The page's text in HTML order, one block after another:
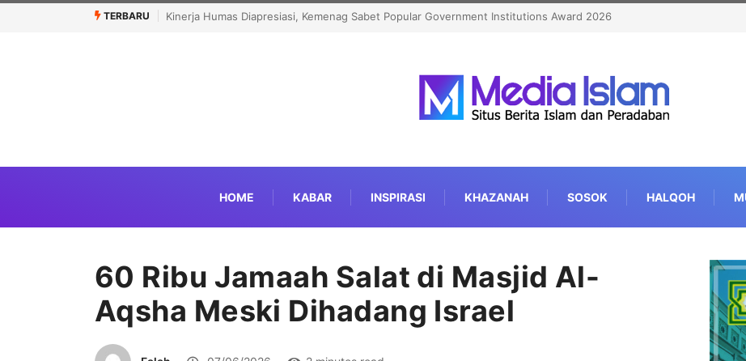
TERBARU
Government Institutions Award 2026Menhaj: IKLHI 2026 Bukti Layanan Haji Kian Berkualitas
HOME KABAR INSPIRASI KHAZANAH SOSOK HALQOH
60 Ribu Jamaah Salat di Masjid Al-
Aqsha Meski Dihadang Israel